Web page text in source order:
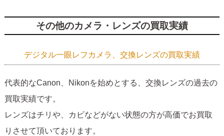
その他のカメラ・レンズの買取実績
デジタル一眼レフカメラ、交換レンズの買取実績
代表的なCanon、Nikonを始めとする、交換レンズの過去の
買取実績です。
レンズはチリや、カビなどがない状態の方が高価でお買取
りさせて頂いております。